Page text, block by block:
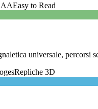
Easy to Read
universale, percorsi
Repliche 3D